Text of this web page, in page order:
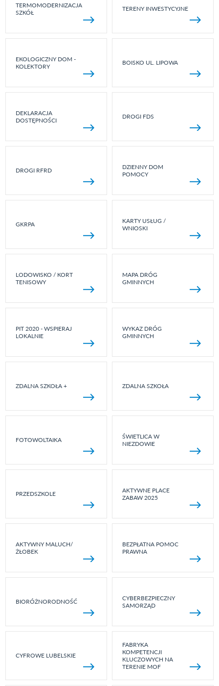
TERMOMODERNIZACJA
SZKÓŁ
TERENY INWESTYCYJNE
EKOLOGICZNY DOM -
KOLEKTORY
BOISKO UL. LIPOWA
DEKLARACJA
DOSTĘPNOŚCI
DROGI FDS
DROGI RFRD
DZIENNY DOM
POMOCY
GKRPA
KARTY USŁUG /
WNIOSKI
LODOWISKO / KORT
TENISOWY
MAPA DRÓG
GMINNYCH
PIT 2020 - WSPIERAJ
LOKALNIE
WYKAZ DRÓG
GMINNYCH
ZDALNA SZKOŁA + ZDALNA SZKOŁA
FOTOWOLTAIKA
ŚWIETLICA W
NIEZDOWIE
PRZEDSZKOLE
AKTYWNE PLACE
ZABAW 2025
AKTYWNY MALUCH/
ŻŁOBEK
BEZPŁATNA POMOC
PRAWNA
BIORÓŻNORODNOŚĆ
CYBERBEZPIECZNY
SAMORZĄD
CYFROWE LUBELSKIE
FABRYKA
KOMPETENCJI
KLUCZOWYCH NA
TERENIE MOF